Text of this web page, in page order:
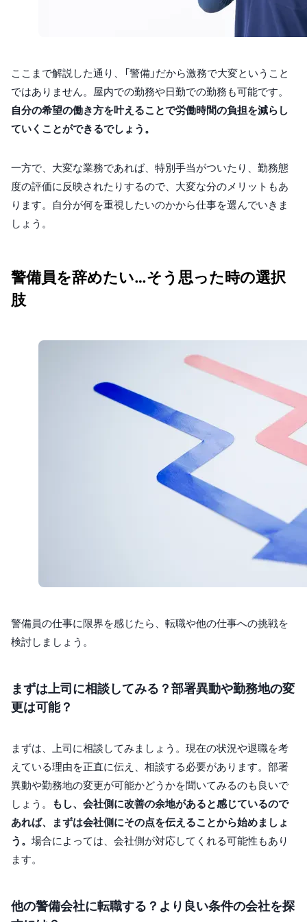
ここまで解説した通り、「警備」だから激務で大変ということ
ではありません。屋内での勤務や日勤での勤務も可能です。
自分の希望の働き方を叶えることで労働時間の負担を減らし
ていくことができるでしょう。
一方で、大変な業務であれば、特別手当がついたり、勤務態
度の評価に反映されたりするので、大変な分のメリットもあ
ります。自分が何を重視したいのかから仕事を選んでいきま
しょう。
警備員を辞めたい…そう思った時の選択
肢
警備員の仕事に限界を感じたら、転職や他の仕事への挑戦を
検討しましょう。
まずは上司に相談してみる？部署異動や勤務地の変
更は可能？
まずは、上司に相談してみましょう。現在の状況や退職を考
えている理由を正直に伝え、相談する必要があります。部署
異動や勤務地の変更が可能かどうかを聞いてみるのも良いで
しょう。
もし、会社側に改善の余地があると感じているので
あれば、まずは会社側にその点を伝えることから始めましょ
う。 場合によっては、会社側が対応してくれる可能性もあり
ます。
他の警備会社に転職する？より良い条件の会社を探